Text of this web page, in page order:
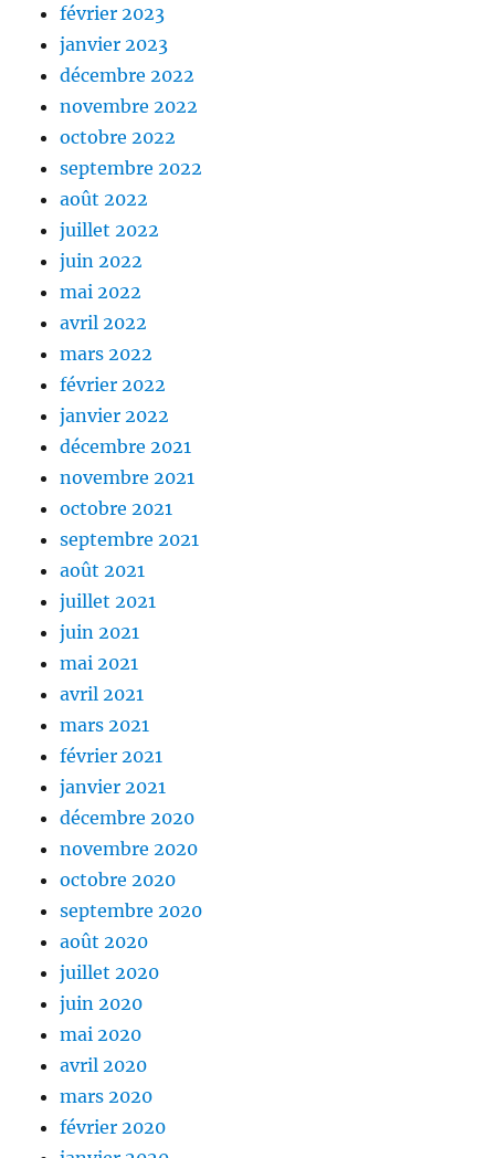
février 2023
janvier 2023
décembre 2022
novembre 2022
octobre 2022
septembre 2022
août 2022
juillet 2022
juin 2022
mai 2022
avril 2022
mars 2022
février 2022
janvier 2022
décembre 2021
novembre 2021
octobre 2021
septembre 2021
août 2021
juillet 2021
juin 2021
mai 2021
avril 2021
mars 2021
février 2021
janvier 2021
décembre 2020
novembre 2020
octobre 2020
septembre 2020
août 2020
juillet 2020
juin 2020
mai 2020
avril 2020
mars 2020
février 2020